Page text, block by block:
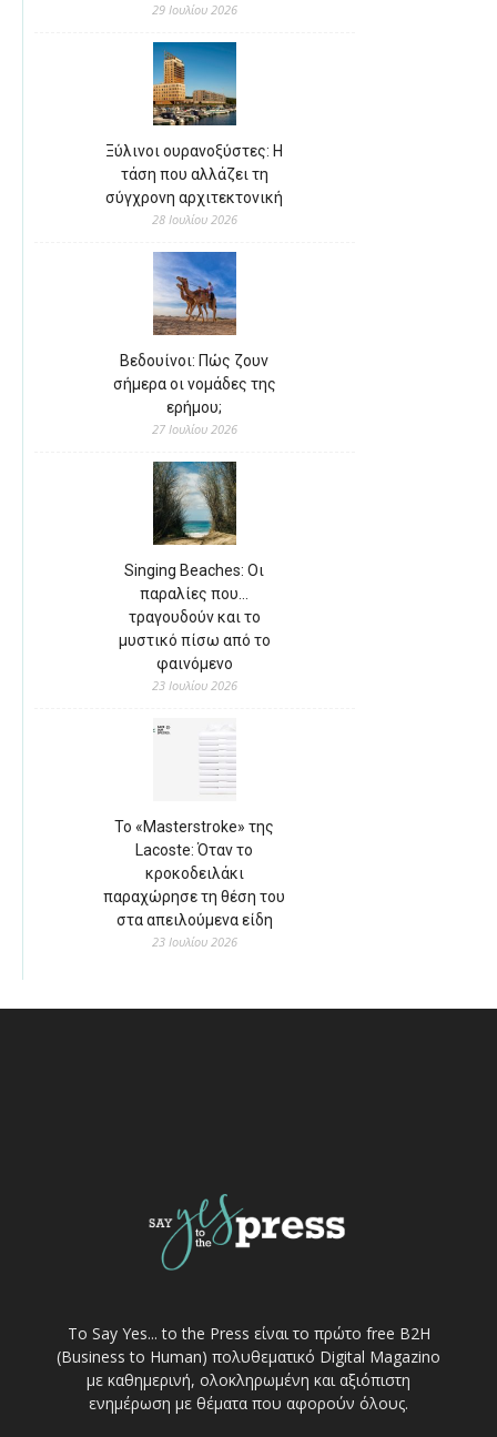
29 Ιουλίου 2026
Ξύλινοι ουρανοξύστες: Η
τάση που αλλάζει τη
σύγχρονη αρχιτεκτονική
28 Ιουλίου 2026
Βεδουίνοι: Πώς ζουν
σήμερα οι νομάδες της
ερήμου;
27 Ιουλίου 2026
Singing Beaches: Οι
παραλίες που…
τραγουδούν και το
μυστικό πίσω από το
φαινόμενο
23 Ιουλίου 2026
Το «Masterstroke» της
Lacoste: Όταν το
κροκοδειλάκι
παραχώρησε τη θέση του
στα απειλούμενα είδη
23 Ιουλίου 2026
Το Say Yes... to the Press είναι το πρώτο free Β2Η
(Business to Human) πολυθεματικό Digital Magazino
με καθημερινή, ολοκληρωμένη και αξιόπιστη
ενημέρωση με θέματα που αφορούν όλους.